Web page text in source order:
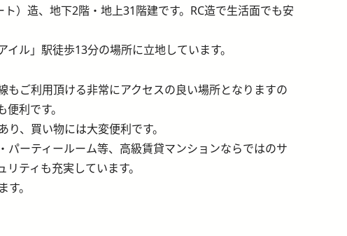
）造、地下2階・地上31階建です。RC造で生活面でも安
ル」駅徒歩13分の場所に立地しています。
ご利用頂ける非常にアクセスの良い場所となりますの
利です。
、買い物には大変便利です。
ーティールーム等、高級賃貸マンションならではのサ
ティも充実しています。
。